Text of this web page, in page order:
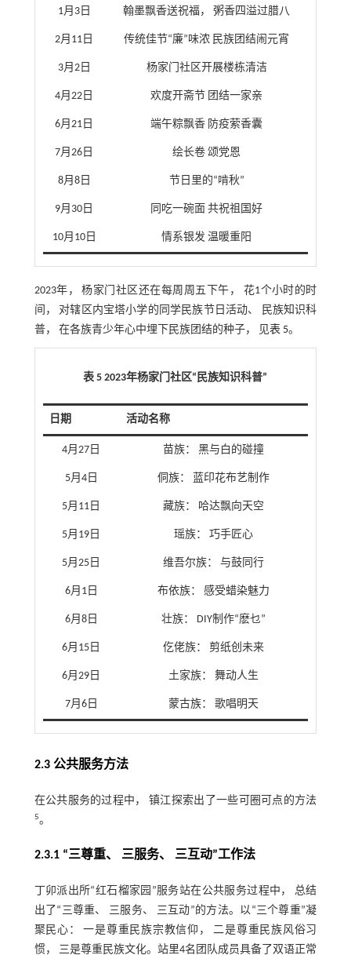
1月3日 翰墨飘香送祝福， 粥香四溢过腊八
2月11日 传统佳节“廉”味浓 民族团结闹元宵
3月2日 杨家门社区开展楼栋清洁
4月22日 欢度开斋节 团结一家亲
6月21日 端午粽飘香 防疫萦香囊
7月26日 绘长卷 颂党恩
8月8日 节日里的“啃秋”
9月30日 同吃一碗面 共祝祖国好
10月10日 情系银发 温暖重阳
2023年， 杨家门社区还在每周周五下午， 花1个小时的时
间， 对辖区内宝塔小学的同学民族节日活动、 民族知识科
普， 在各族青少年心中埋下民族团结的种子， 见表 5。
表 5 2023年杨家门社区“民族知识科普”
日期 活动名称
4月27日 苗族： 黑与白的碰撞
5月4日 侗族： 蓝印花布艺制作
5月11日 藏族： 哈达飘向天空
5月19日 瑶族： 巧手匠心
5月25日 维吾尔族： 与鼓同行
6月1日 布依族： 感受蜡染魅力
6月8日 壮族： DIY制作“麽乜”
6月15日 仡佬族： 剪纸创未来
6月29日 土家族： 舞动人生
7月6日 蒙古族： 歌唱明天
2.3 公共服务方法
在公共服务的过程中， 镇江探索出了一些可圈可点的方法
5。
2.3.1 “三尊重、 三服务、 三互动”工作法
丁卯派出所“红石榴家园”服务站在公共服务过程中， 总结
出了“三尊重、 三服务、 三互动”的方法。以“三个尊重”凝
聚民心： 一是尊重民族宗教信仰， 二是尊重民族风俗习
惯， 三是尊重民族文化。站里4名团队成员具备了双语正常